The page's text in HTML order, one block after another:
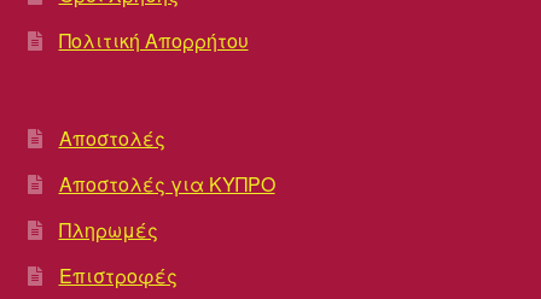
Πολιτική Απορρήτου
Αποστολές
Αποστολές για ΚΥΠΡΟ
Πληρωμές
Επιστροφές